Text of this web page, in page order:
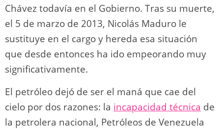
Chávez todavía en el Gobierno. Tras su muerte,
el 5 de marzo de 2013, Nicolás Maduro le
sustituye en el cargo y hereda esa situación
que desde entonces ha ido empeorando muy
significativamente.
El petróleo dejó de ser el maná que cae del
cielo por dos razones: la incapacidad técnica de
la petrolera nacional, Petróleos de Venezuela